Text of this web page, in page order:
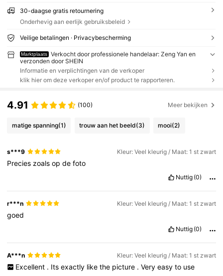
30-daagse gratis retournering
Onderhevig aan eerlijk gebruiksbeleid
Veilige betalingen · Privacybescherming
Marktplaats
Verkocht door professionele handelaar: Zeng Yan en
verzonden door SHEIN
Informatie en verplichtingen van de verkoper
klik hier om deze verkoper en/of product te rapporteren.
4.91 (100) Meer bekijken
matige spanning(1) trouw aan het beeld(3) mooi(2)
s***9 Kleur: Veel kleurig / Maat: 1 st zwart
Precies zoalsopdefoto
Nuttig (0)
r***n Kleur: Veel kleurig / Maat: 1 st zwart
goed
Nuttig (0)
A***n Kleur: Veel kleurig / Maat: 1 st zwart
Excellent . Its exactly like the picture . Very easy to use